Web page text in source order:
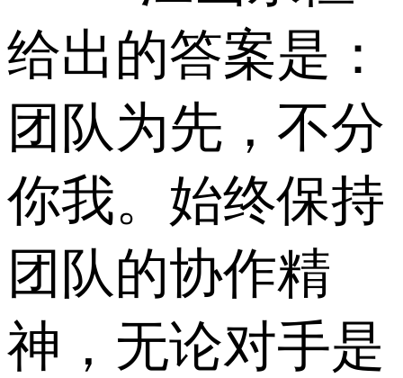
给出的答案是：
团队为先，不分
你我。始终保持
团队的协作精
神，无论对手是